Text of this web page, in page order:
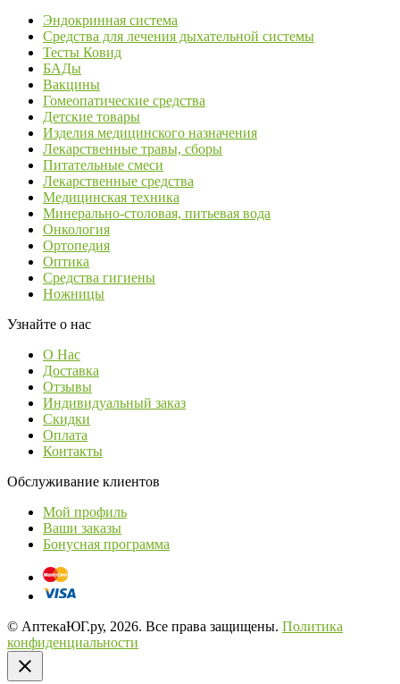
Эндокринная система
Средства для лечения дыхательной системы
Тесты Ковид
БАДы
Вакцины
Гомеопатические средства
Детские товары
Изделия медицинского назначения
Лекарственные травы, сборы
Питательные смеси
Лекарственные средства
Медицинская техника
Минерально-столовая, питьевая вода
Онкология
Ортопедия
Оптика
Средства гигиены
Ножницы
Узнайте о нас
О Нас
Доставка
Отзывы
Индивидуальный заказ
Скидки
Оплата
Контакты
Обслуживание клиентов
Мой профиль
Ваши заказы
Бонусная программа
© АптекаЮГ.ру, 2026. Все права защищены. Политика
конфиденциальности